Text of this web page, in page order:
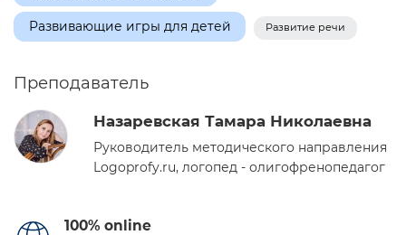
Развивающие игры для детей Развитие речи
Преподаватель
Назаревская Тамара Николаевна
Руководитель методического направления
Logoprofy.ru, логопед - олигофренопедагог
100% online